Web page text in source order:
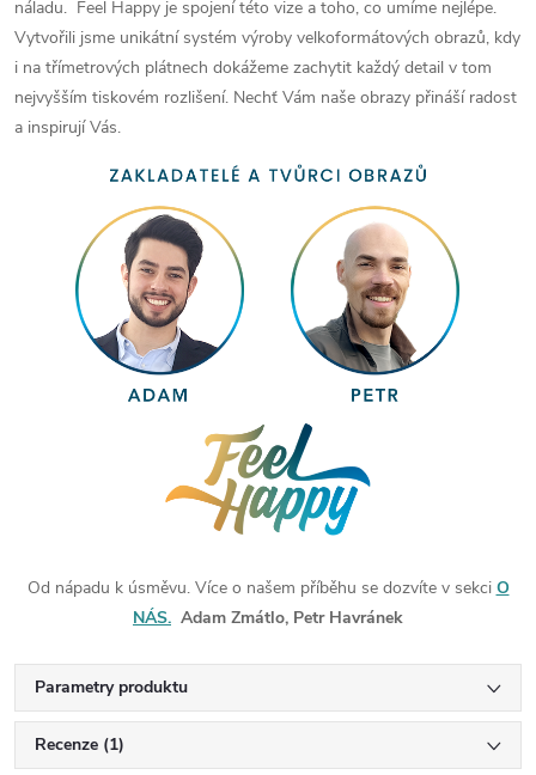
náladu. Feel Happy je spojení této vize a toho, co umíme nejlépe.
Vytvořili jsme unikátní systém výroby velkoformátových obrazů, kdy
i na třímetrových plátnech dokážeme zachytit každý detail v tom
nejvyšším tiskovém rozlišení. Nechť Vám naše obrazy přináší radost
a inspirují Vás.
Od nápadu k úsměvu. Více o našem příběhu se dozvíte v sekci O
NÁS. Adam Zmátlo, Petr Havránek
Parametry produktu
Recenze (1)